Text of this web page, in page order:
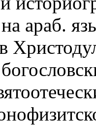
араб.